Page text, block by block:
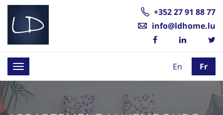
+352 27 91 88 77
info@ldhome.lu
Toggle
navigation
En Fr